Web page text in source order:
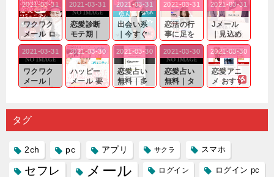
ワクワク
メール ロ
グイン pc
｜心の底
から真
剣...
2021-03-31
恋愛診断
モテ期｜
老若男女
問わ
ず…。
2021-03-31
出会い系
｜今すぐ
仲良くな
れる相手
探しをし
たいと...
2021-03-31
恋活の行
事に足を
運んでも
出会いの
チャンス
が訪れ...
2021-03-31
Jメール
｜見込め
る効果が
確実なも
のであっ
ても…...
2021-03-31
ワクワク
メール｜
り会った
人に軽...
2021-03-31
ハッピー
メール 要
するので
2021-03-30
恋愛占い
無料｜多
プリの内
2021-03-30
恋愛占い
無料｜タ
る人に恋
2021-03-30
恋愛アニ
メ おすす
雑で素人
2021-03-30
タグ
2ch pc アプリ サクラ スマホ
セフレ メール ログイン ログイン pc